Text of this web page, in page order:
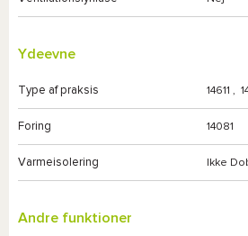
Ydeevne
Type af praksis 14611 ,
Foring 14081
Varmeisolering Ikke
Andre funktioner